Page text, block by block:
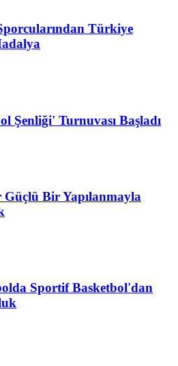
Türkiye
Şenliği' Turnuvası Başladı
Bir Yapılanmayla
Sportif Basketbol'dan